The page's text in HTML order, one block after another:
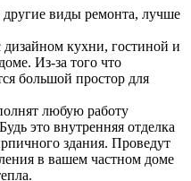
виды ремонта, лучше
кухни, гостиной и
Из-за того что
большой простор для
любую работу
это внутренняя отделка
здания. Проведут
в вашем частном доме